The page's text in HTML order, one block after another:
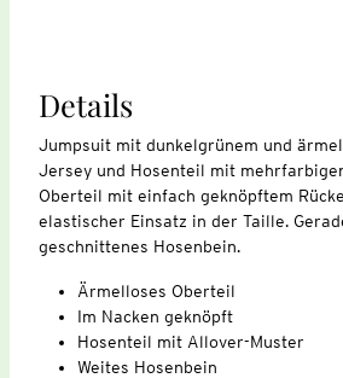
Details
Jumpsuit mit dunkelgrünem und
Jersey und Hosenteil mit
Oberteil mit einfach geknöpftem
elastischer Einsatz in der Taille.
geschnittenes Hosenbein.
Ärmelloses Oberteil
Im Nacken geknöpft
Hosenteil mit Allover-Muster
Weites Hosenbein